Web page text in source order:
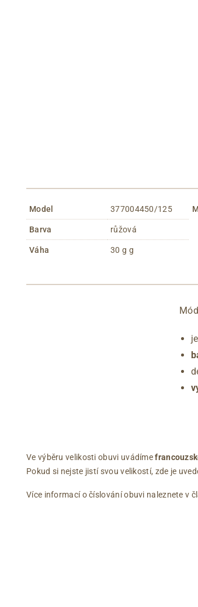
Model 377004450/125
Barva růžová
Váha 30 g g
Ve výběru velikosti obuvi uvádíme
Pokud si nejste jistí svou velikostí, zde je
Více informací o číslování obuvi naleznete v